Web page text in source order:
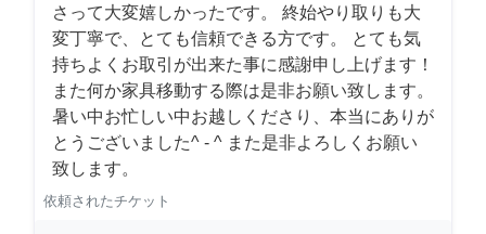
さって大変嬉しかったです。 終始やり取りも大
変丁寧で、とても信頼できる方です。 とても気
持ちよくお取引が出来た事に感謝申し上げます！
また何か家具移動する際は是非お願い致します。
暑い中お忙しい中お越しくださり、本当にありが
とうございました^ - ^ また是非よろしくお願い
致します。
依頼されたチケット